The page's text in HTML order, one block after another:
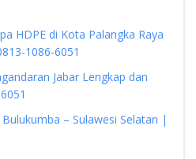
HDPE di Kota Palangka Raya
1086-6051
Jabar Lengkap dan
– Sulawesi Selatan |